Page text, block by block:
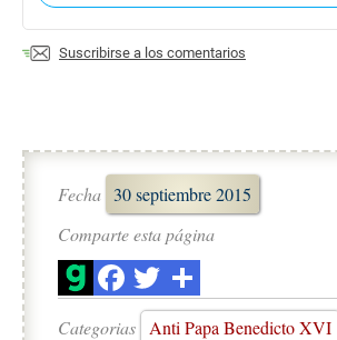
Suscribirse a los comentarios
Fecha 30 septiembre 2015
Comparte esta página
Categorias
Anti Papa Benedicto XVI